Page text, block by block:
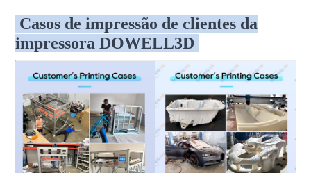
Casos de impressão de clientes da
impressora DOWELL3D